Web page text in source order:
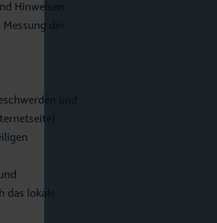
Hinweisen
der
und
das lokale